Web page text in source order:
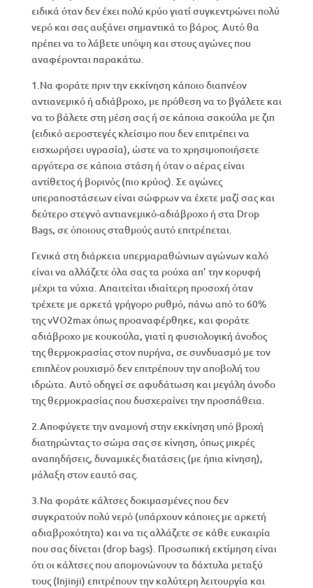
ειδικά όταν δεν έχει πολύ κρύο γιατί συγκεντρώνει πολύ
νερό και σας αυξάνει σημαντικά το βάρος. Αυτό θα
πρέπει να το λάβετε υπόψη και στους αγώνες που
αναφέρονται παρακάτω.
1.Να φοράτε πριν την εκκίνηση κάποιο διαπνέον
αντιανεμικό ή αδιάβροχο, με πρόθεση να το βγάλετε και
να το βάλετε στη μέση σας ή σε κάποια σακούλα με ζιπ
(ειδικό αεροστεγές κλείσιμο που δεν επιτρέπει να
εισχωρήσει υγρασία), ώστε να το χρησιμοποιήσετε
αργότερα σε κάποια στάση ή όταν ο αέρας είναι
αντίθετος ή βορινός (πιο κρύος). Σε αγώνες
υπεραποστάσεων είναι σώφρων να έχετε μαζί σας και
δεύτερο στεγνό αντιανεμικό-αδιάβροχο ή στα Drop
Bags, σε όποιους σταθμούς αυτό επιτρέπεται.
Γενικά στη διάρκεια υπερμαραθώνιων αγώνων καλό
είναι να αλλάζετε όλα σας τα ρούχα απ’ την κορυφή
μέχρι τα νύχια. Απαιτείται ιδιαίτερη προσοχή όταν
τρέχετε με αρκετά γρήγορο ρυθμό, πάνω από το 60%
της vVO2max όπως προαναφέρθηκε, και φοράτε
αδιάβροχο με κουκούλα, γιατί η φυσιολογική άνοδος
της θερμοκρασίας στον πυρήνα, σε συνδυασμό με τον
επιπλέον ρουχισμό δεν επιτρέπουν την αποβολή του
ιδρώτα. Αυτό οδηγεί σε αφυδάτωση και μεγάλη άνοδο
της θερμοκρασίας που δυσχεραίνει την προσπάθεια.
2.Αποφύγετε την αναμονή στην εκκίνηση υπό βροχή
διατηρώντας το σώμα σας σε κίνηση, όπως μικρές
αναπηδήσεις, δυναμικές διατάσεις (με ήπια κίνηση),
μάλαξη στον εαυτό σας.
3.Να φοράτε κάλτσες δοκιμασμένες που δεν
συγκρατούν πολύ νερό (υπάρχουν κάποιες με αρκετή
αδιαβροχότητα) και να τις αλλάζετε σε κάθε ευκαιρία
που σας δίνεται (drop bags). Προσωπική εκτίμηση είναι
ότι οι κάλτσες που απομονώνουν τα δάχτυλα μεταξύ
τους (Injinji) επιτρέπουν την καλύτερη λειτουργία και